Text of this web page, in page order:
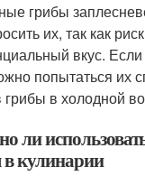
грибы
их, так как
вкус.
попытаться их
в холодной
ли
кулинарии